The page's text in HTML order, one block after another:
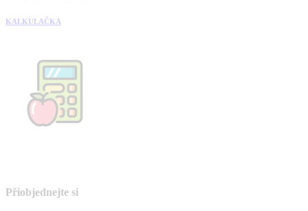
KALKULAČKA
Přiobjednejte si